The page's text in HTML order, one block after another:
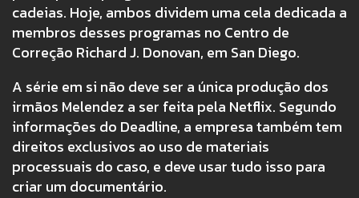
cadeias. Hoje, ambos dividem uma cela dedicada a
membros desses programas no Centro de
Correção Richard J. Donovan, em San Diego.
A série em si não deve ser a única produção dos
irmãos Melendez a ser feita pela Netflix. Segundo
informações do Deadline, a empresa também tem
direitos exclusivos ao uso de materiais
processuais do caso, e deve usar tudo isso para
criar um documentário.